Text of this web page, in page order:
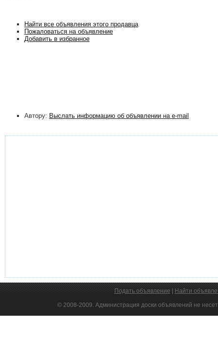
Найти все объявления этого продавца
Пожаловаться на объявление
Добавить в избранное
Автору: Выслать информацию об объявлении на e-mail
Подать объявление Найти
© 2008-2009. Администрация доски объявлений не